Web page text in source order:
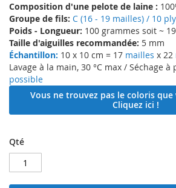
Composition d'une pelote de laine :
Groupe de fils: C (16 - 19 mailles) / 10
Poids - Longueur: 100 grammes soit ~
Taille d'aiguilles recommandée: 5 mm
Échantillon: 10 x 10 cm = 17 mailles x 22
Lavage à la main, 30 °C max / Séchage à
possible
Vous ne trouvez pas le coloris que
Cliquez ici !
Qté
gallery